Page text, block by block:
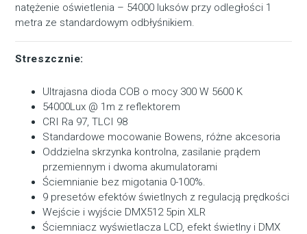
natężenie oświetlenia – 54000 luksów przy odległości 1
metra ze standardowym odbłyśnikiem.
Streszcznie:
Ultrajasna dioda COB o mocy 300 W 5600 K
54000Lux @ 1m z reflektorem
CRI Ra 97, TLCI 98
Standardowe mocowanie Bowens, różne akcesoria
Oddzielna skrzynka kontrolna, zasilanie prądem
przemiennym i dwoma akumulatorami
Ściemnianie bez migotania 0-100%.
9 presetów efektów świetlnych z regulacją prędkości
Wejście i wyjście DMX512 5pin XLR
Ściemniacz wyświetlacza LCD, efekt świetlny i DMX